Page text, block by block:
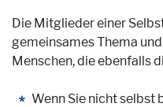
Die Mitglieder einer
gemeinsames Thema
Menschen, die ebenfalls
Wenn Sie nicht selbst